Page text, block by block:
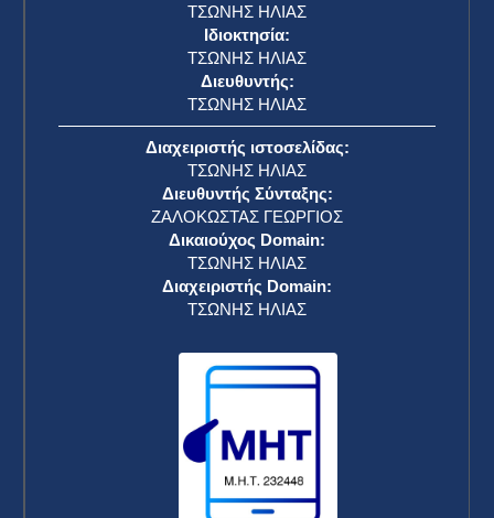
ΤΣΩΝΗΣ ΗΛΙΑΣ
Ιδιοκτησία:
ΤΣΩΝΗΣ ΗΛΙΑΣ
Διευθυντής:
ΤΣΩΝΗΣ ΗΛΙΑΣ
Διαχειριστής ιστοσελίδας:
ΤΣΩΝΗΣ ΗΛΙΑΣ
Διευθυντής Σύνταξης:
ΖΑΛΟΚΩΣΤΑΣ ΓΕΩΡΓΙΟΣ
Δικαιούχος Domain:
ΤΣΩΝΗΣ ΗΛΙΑΣ
Διαχειριστής Domain:
ΤΣΩΝΗΣ ΗΛΙΑΣ